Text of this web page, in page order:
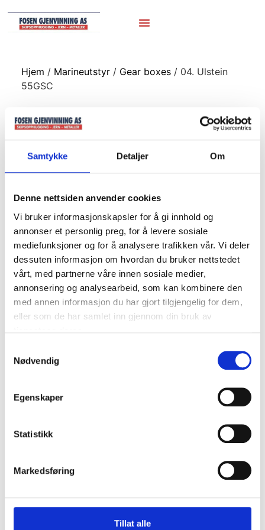
Samtykke Detaljer Om
Denne nettsiden anvender cookies
Vi bruker informasjonskapsler for å gi innhold og
annonser et personlig preg, for å levere sosiale
mediefunksjoner og for å analysere trafikken vår. Vi deler
dessuten informasjon om hvordan du bruker nettstedet
vårt, med partnerne våre innen sosiale medier,
annonsering og analysearbeid, som kan kombinere den
med annen informasjon du har gjort tilgjengelig for dem,
eller som de har samlet inn gjennom din bruk av
Nødvendig
Egenskaper
Statistikk
Markedsføring
Tillat alle
Hjem / Marineutstyr/ Gear boxes/ 04. Ulstein
55GSC
04. Ulstein 55GSC